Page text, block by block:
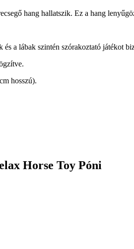
hang hallatszik. Ez a hang
a lábak szintén szórakoztató játékot
hosszú).
Horse Toy Póni